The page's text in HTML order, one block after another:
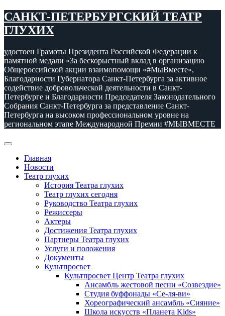
Перейти
к
содержимому
САНКТ-ПЕТЕРБУРГСКИЙ ТЕАТР
ГЛУХИХ
удостоен Грамоты Президента Российской Федерации к
памятной медали «За бескорыстный вклад в организацию
Общероссийской акции взаимопомощи «#МыВместе»,
Благодарности Губернатора Санкт-Петербурга за активное
содействие добровольческой деятельности в Санкт-
Петербурге и Благодарности Председателя Законодательного
Собрания Санкт-Петербурга за представление Санкт-
Петербурга на высоком профессиональном уровне на
региональном этапе Международной Премии #МЫВМЕСТЕ
Главная
Новости
Театр глухих
История Театра глухих
Театр глухих сегодня
Руководство Театра глухих
Режиссеры
Актеры
Достижения Театра глухих
Партнеры Театра глухих
Услуги и положения
Документы
Культпросвет
Культпросвет Центр Театра глухих
Ансамбль жестовой песни «Созвездие»
Студия буффонады «Се-ля-ви»
Хореографический ансамбль «Сияние»
Школа искусств «Планета Kids»